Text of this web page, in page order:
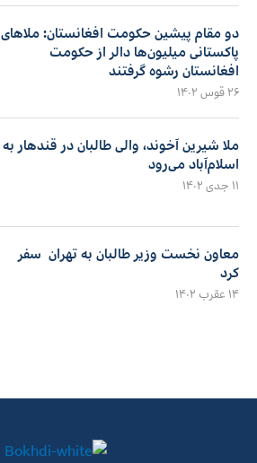
دو مقام پیشین حکومت افغانستان: ملاهای
پاکستانی میلیون‌ها دالر از حکومت
افغانستان رشوه گرفتند
۲۶ قوس ۱۴۰۲
ملا شیرین آخوند، والی طالبان در قندهار به
اسلام‌آباد می‌رود
۱۱ جدی ۱۴۰۲
معاون نخست وزیر طالبان به تهران سفر
کرد
۱۴ عقرب ۱۴۰۲